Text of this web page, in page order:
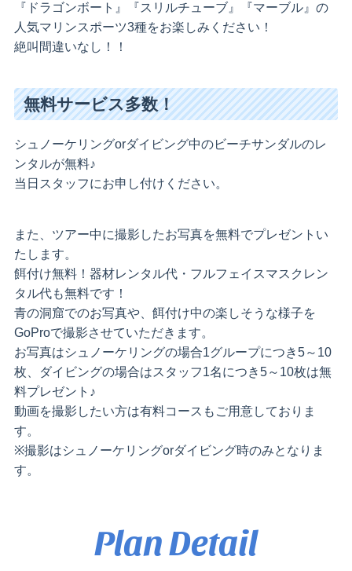
『ドラゴンボート』『スリルチューブ』『マーブル』の
人気マリンスポーツ3種をお楽しみください！
絶叫間違いなし！！
無料サービス多数！
シュノーケリングorダイビング中のビーチサンダルのレ
ンタルが無料♪
当日スタッフにお申し付けください。
また、ツアー中に撮影したお写真を無料でプレゼントい
たします。
餌付け無料！器材レンタル代・フルフェイスマスクレン
タル代も無料です！
青の洞窟でのお写真や、餌付け中の楽しそうな様子を
GoProで撮影させていただきます。
お写真はシュノーケリングの場合1グループにつき5～10
枚、ダイビングの場合はスタッフ1名につき5～10枚は無
料プレゼント♪
動画を撮影したい方は有料コースもご用意しておりま
す。
※撮影はシュノーケリングorダイビング時のみとなりま
す。
Plan Detail